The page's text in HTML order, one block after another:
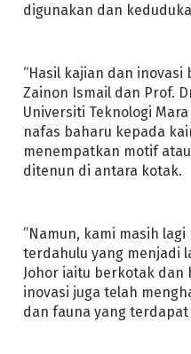
digunakan dan
“Hasil kajian dan inovasi
Zainon Ismail dan Prof.
Universiti Teknologi
nafas baharu kepada
menempatkan motif
ditenun di antara kotak.
”Namun, kami masih
terdahulu yang menjadi
Johor iaitu berkotak dan
inovasi juga telah
dan fauna yang terdapat